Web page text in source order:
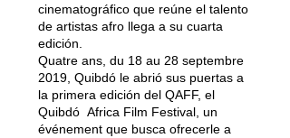
cinematográfico que reúne el talento
de artistas afro llega a su cuarta
edición.
Quatre ans, du 18 au 28 septembre
2019, Quibdó le abrió sus puertas a
la primera edición del QAFF, el
Quibdó Africa Film Festival, un
événement que busca ofrecerle a